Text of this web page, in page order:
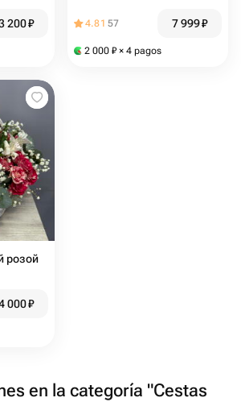
200₽ 4.81 57 7 999₽
2 000 ₽ × 4 pagos
розой
000₽
en la categoría "Cestas